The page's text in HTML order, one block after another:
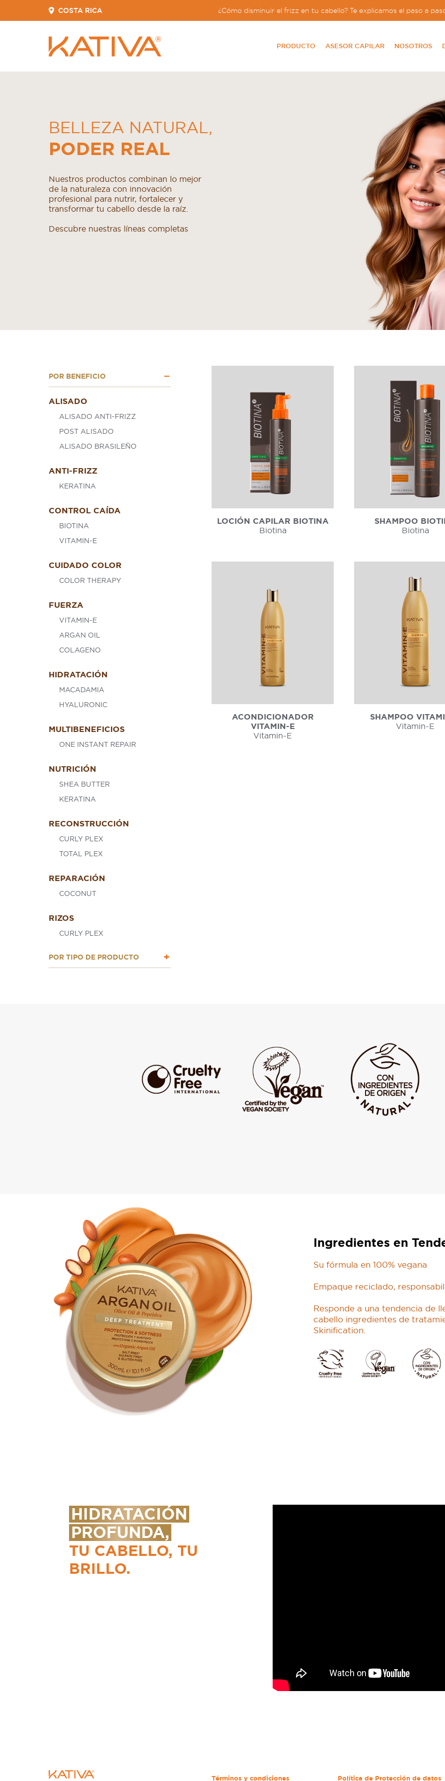
COSTA RICA ¿Cómo disminuir el frizz en tu cabello? Te explicamos el paso a
PRODUCTO ASESOR CAPILAR NOSOTROS
BELLEZA NATURAL,
PODER REAL
Nuestros productos combinan lo mejor
de la naturaleza con innovación
profesional para nutrir, fortalecer y
transformar tu cabello desde la raíz.
Descubre nuestras líneas completas
POR BENEFICIO
ALISADO
ALISADO ANTI-FRIZZ
POST ALISADO
ALISADO BRASILEÑO
ANTI-FRIZZ
KERATINA
CONTROL CAÍDA
BIOTINA
VITAMIN-E
CUIDADO COLOR
COLOR THERAPY
FUERZA
VITAMIN-E
ARGAN OIL
COLAGENO
HIDRATACIÓN
MACADAMIA
HYALURONIC
MULTIBENEFICIOS
ONE INSTANT REPAIR
NUTRICIÓN
SHEA BUTTER
KERATINA
RECONSTRUCCIÓN
CURLY PLEX
TOTAL PLEX
REPARACIÓN
COCONUT
RIZOS
CURLY PLEX
POR TIPO DE PRODUCTO
LOCIÓN CAPILAR BIOTINA
Biotina
SHAMPOO
Biotina
ACONDICIONADOR
VITAMIN-E
Vitamin-E
SHAMPOO
Vitamin-E
Ingredientes en
Su fórmula en 100% vegana
Empaque reciclado,
Responde a una tendencia de
cabello ingredientes de
Skinification.
HIDRATACIÓN
PROFUNDA,
TU CABELLO, TU
BRILLO.
Términos y condiciones Política de Protección de datos